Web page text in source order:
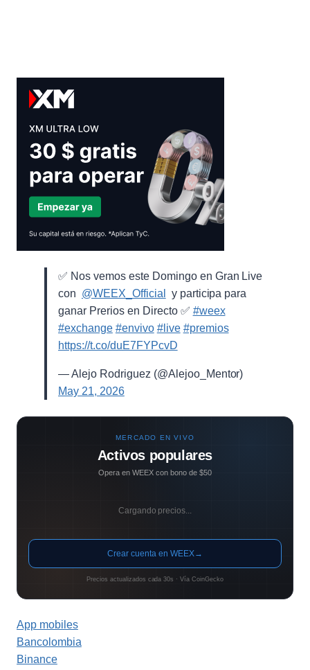
✅ Nos vemos este Domingo en Gran Live
con ⁨ @WEEX_Official
⁩ y participa para
ganar Prerios en Directo ✅ #weex
#exchange #envivo #live #premios
https://t.co/duE7FYPcvD
— Alejo Rodriguez (@Alejoo_Mentor)
May 21, 2026
MERCADO EN VIVO
Activos populares
Opera en WEEX con bono de $50
Cargando precios...
Crear cuenta en WEEX→
Precios actualizados cada 30s · Vía CoinGecko
App mobiles
Bancolombia
Binance